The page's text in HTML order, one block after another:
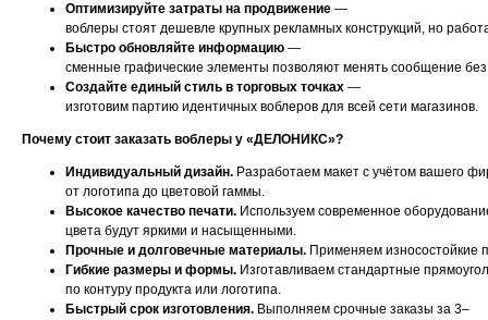
Оптимизируйте затраты на продвижение —
воблеры стоят дешевле крупных рекламных конструкций, но
Быстро обновляйте информацию —
сменные графические элементы позволяют менять сообщение без
Создайте единый стиль в торговых точках —
изготовим партию идентичных воблеров для всей сети магазинов.
Почему стоит заказать воблеры у «ДЕЛОНИКС»?
Индивидуальный дизайн. Разработаем макет с учётом вашего
от логотипа до цветовой гаммы.
Высокое качество печати. Используем современное
цвета будут яркими и насыщенными.
Прочные и долговечные материалы. Применяем износостойкие
Гибкие размеры и формы. Изготавливаем стандартные
по контуру продукта или логотипа.
Быстрый срок изготовления. Выполняем срочные заказы за 3–